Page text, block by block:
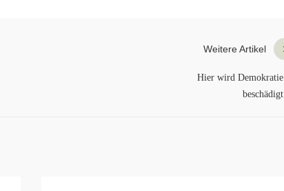
Weitere Artikel
Hier wird Demokratie
beschädigt